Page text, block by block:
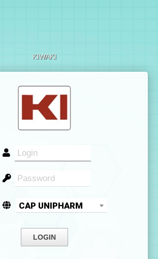
KIWAKI
CAP UNIPHARM